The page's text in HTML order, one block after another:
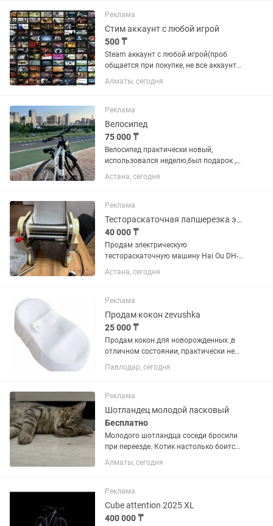
Комплект отлично подойдет для
изготовления...
Реклама
Стим аккаунт с любой игрой
500 ₸
Steam аккаунт с любой игрой(проб
общается при покупке, не все аккаунты
по 500) Легит ! АККАУНТЫ НЕ ОБЩИЕ ,
ЛИЧНЫЕ С Steam Guard ! Есть гарантия
поменяю аккаунт...
Алматы, сегодня
Реклама
Велосипед
75 000 ₸
Велосипед практически новый,
использовался неделю,был подарок ,
выносливость моя подвела , продаю
Астана, сегодня
Реклама
Тестораскаточная лапшерезка электрическая Hai Ou DH-220C (220 В)
40 000 ₸
Продам электрическую
тестораскаточную машину Hai Ou DH-
220C с лапшерезкой. Состояние
практически новое — использовалась
работает без нареканий. Раскатывает
тесто...
Астана, сегодня
Реклама
Продам кокон zevushka
25 000 ₸
Продам кокон для новорожденных ,в
отличном состоянии, практически не
пользовались,в комплекте съемный
чехол , повязка для живота, валик ,
Павлодар, сегодня
Реклама
Шотландец молодой ласковый
Бесплатно
Молодого шотландца соседи бросили
при переезде. Котик настолько боится
и не приспособлен к улице, что
практически месяц не покидал
Невероятно ласковый для...
Алматы, сегодня
Реклама
Cube attention 2025 XL
400 000 ₸